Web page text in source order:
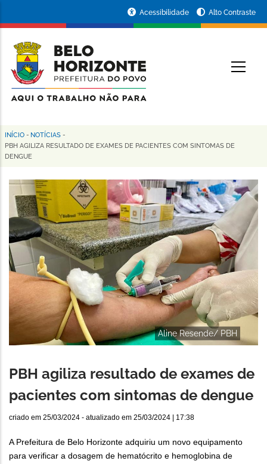
conteúdo
principal
da
Prefeitura
de
Horizonte
Acessibilidade Alto Contraste
Trilha
de
navegação
INÍCIO - NOTÍCIAS -
PBH AGILIZA RESULTADO DE EXAMES DE PACIENTES COM SINTOMAS DE
DENGUE
Aline Resende/ PBH
PBH agiliza resultado de exames de
pacientes com sintomas de dengue
criado em 25/03/2024 - atualizado em 25/03/2024 | 17:38
A Prefeitura de Belo Horizonte adquiriu um novo equipamento
para verificar a dosagem de hematócrito e hemoglobina de